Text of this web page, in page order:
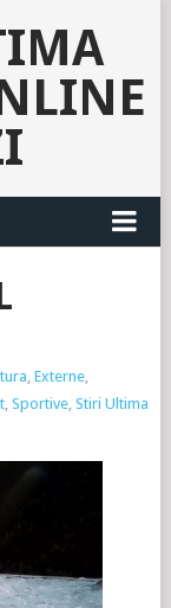
, Externe,
, Sportive, Stiri Ultima